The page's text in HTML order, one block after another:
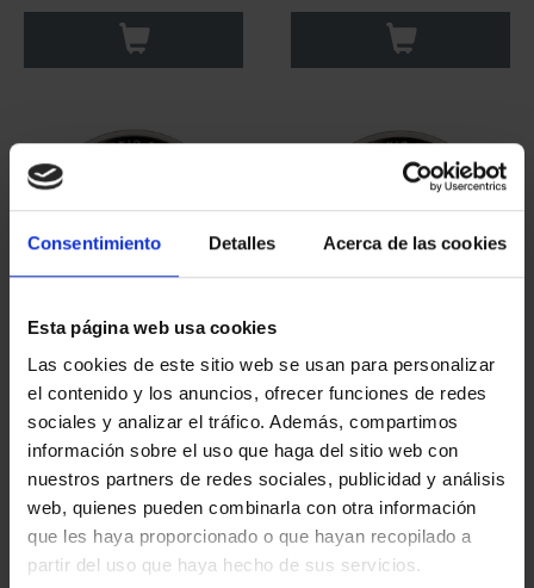
Consentimiento Detalles Acerca de las cookies
Esta página web usa cookies
Las cookies de este sitio web se usan para personalizar
el contenido y los anuncios, ofrecer funciones de redes
sociales y analizar el tráfico. Además, compartimos
información sobre el uso que haga del sitio web con
nuestros partners de redes sociales, publicidad y análisis
web, quienes pueden combinarla con otra información
que les haya proporcionado o que hayan recopilado a
partir del uso que haya hecho de sus servicios.
CIUDADES PATRIMONIO
II- IBIZA
73,00 €
CIUDADES PATRIMONIO
II- MÉRIDA
73,00 €